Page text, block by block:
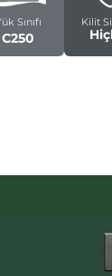
Sınıfı
C250
Kilit